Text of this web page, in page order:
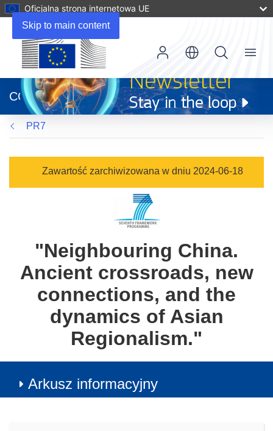
Skip to main content
Oficjalna strona internetowa UE
otworzy
się
w
nowym
oknie)
CORDIS
Menu
PR7
Zawartość zarchiwizowana w dniu 2024-06-18
"Neighbouring China.
Ancient crossroads, new
connections, and the
dynamics of Asian
Regionalism."
Arkusz informacyjny